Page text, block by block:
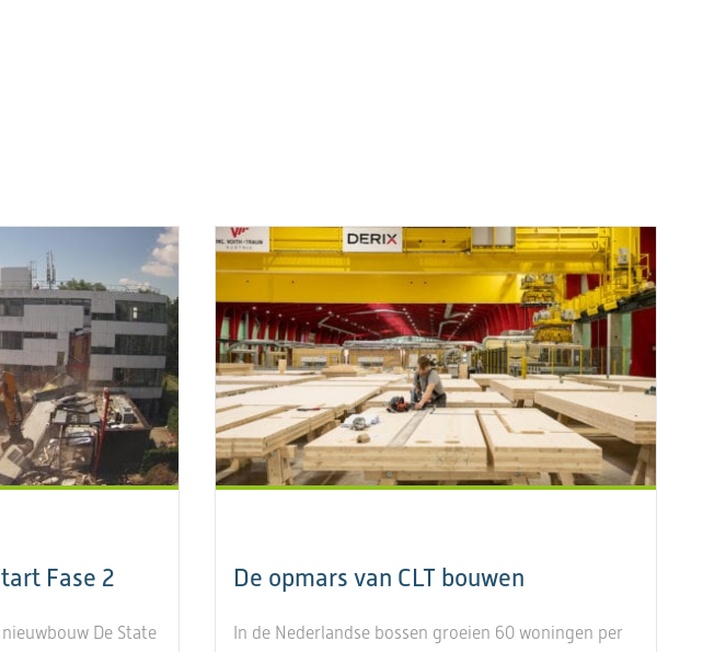
Fase 2
De State
De opmars van CLT bouwen
In de Nederlandse bossen groeien 60 woningen per